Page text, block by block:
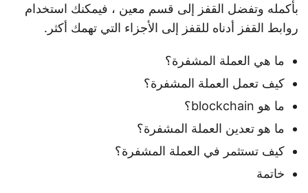
بأكمله وتفضل القفز إلى قسم معين ، فيمكنك استخدام
روابط القفز أدناه للقفز إلى الأجزاء التي تهمك أكثر.
ما هي العملة المشفرة؟
كيف تعمل العملة المشفرة؟
ما هو blockchain؟
ما هو تعدين العملة المشفرة؟
كيف تستثمر في العملة المشفرة؟
خاتمة